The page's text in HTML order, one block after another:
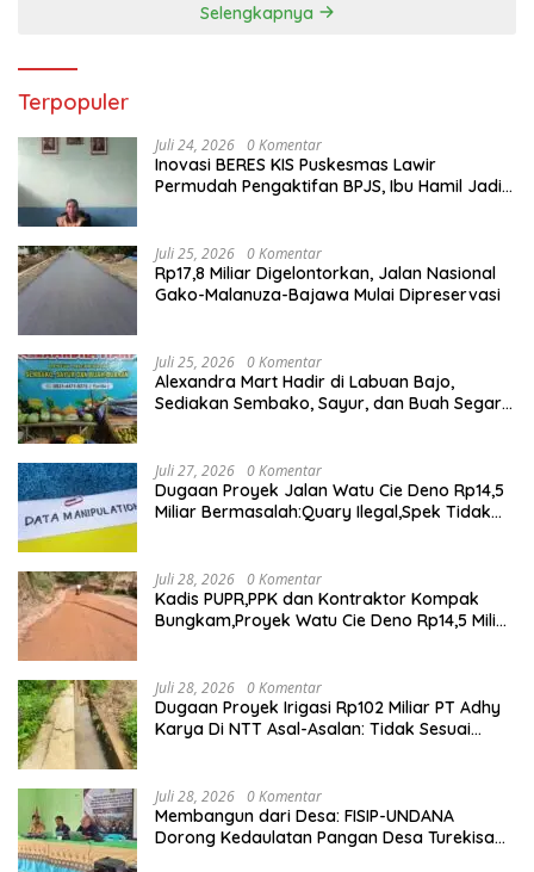
Selengkapnya
Terpopuler
Juli 24, 2026 0 Komentar
Inovasi BERES KIS Puskesmas Lawir
Permudah Pengaktifan BPJS, Ibu Hamil Jadi
Juli 25, 2026 0 Komentar
Rp17,8 Miliar Digelontorkan, Jalan Nasional
Gako-Malanuza-Bajawa Mulai Dipreservasi
Juli 25, 2026 0 Komentar
Alexandra Mart Hadir di Labuan Bajo,
Sediakan Sembako, Sayur, dan Buah Segar
Juli 27, 2026 0 Komentar
Dugaan Proyek Jalan Watu Cie Deno Rp14,5
Miliar Bermasalah:Quary Ilegal,Spek Tidak
Juli 28, 2026 0 Komentar
Kadis PUPR,PPK dan Kontraktor Kompak
Bungkam,Proyek Watu Cie Deno Rp14,5 Miliar
Juli 28, 2026 0 Komentar
Dugaan Proyek Irigasi Rp102 Miliar PT Adhy
Karya Di NTT Asal-Asalan: Tidak Sesuai
Juli 28, 2026 0 Komentar
Membangun dari Desa: FISIP-UNDANA
Dorong Kedaulatan Pangan Desa Turekisa